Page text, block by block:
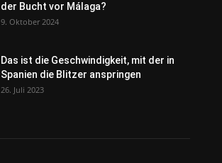
der Bucht vor Málaga?
9. Oktober 2024
Das ist die Geschwindigkeit, mit der in
Spanien die Blitzer anspringen
26. Juli 2023